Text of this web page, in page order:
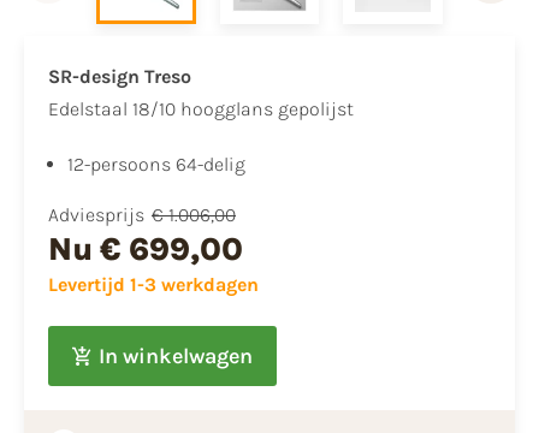
SR-design Treso
Edelstaal 18/10 hoogglans gepolijst
12-persoons 64-delig
Adviesprijs € 1.006,00
Nu € 699,00
Levertijd 1-3 werkdagen
In winkelwagen